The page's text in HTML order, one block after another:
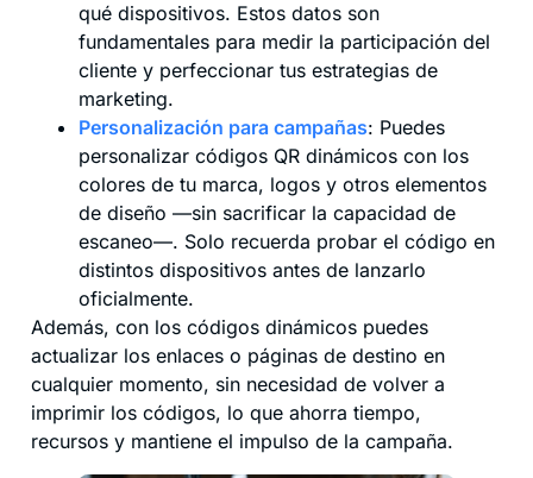
qué dispositivos. Estos datos son
fundamentales para medir la participación del
cliente y perfeccionar tus estrategias de
marketing.
Personalización para campañas: Puedes
personalizar códigos QR dinámicos con los
colores de tu marca, logos y otros elementos
de diseño —sin sacrificar la capacidad de
escaneo—. Solo recuerda probar el código en
distintos dispositivos antes de lanzarlo
oficialmente.
Además, con los códigos dinámicos puedes
actualizar los enlaces o páginas de destino en
cualquier momento, sin necesidad de volver a
imprimir los códigos, lo que ahorra tiempo,
recursos y mantiene el impulso de la campaña.